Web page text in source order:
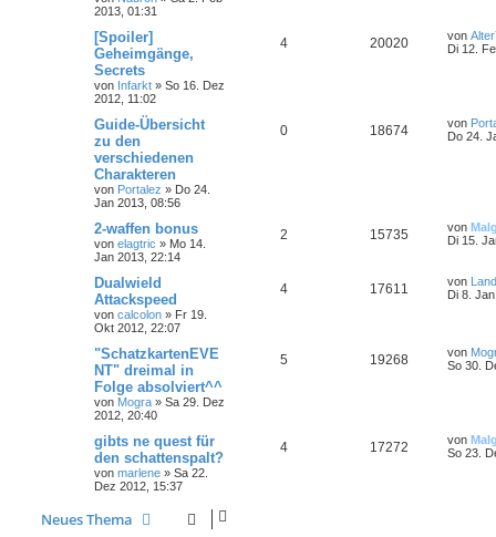
2013, 01:31
[Spoiler]
Geheimgänge,
Secrets
von Infarkt » So 16. Dez
2012, 11:02
4 20020 von
Di 12.
Guide-Übersicht
zu den
verschiedenen
Charakteren
von Portalez » Do 24.
Jan 2013, 08:56
0 18674 von
Do 24.
2-waffen bonus
von elagtric » Mo 14.
Jan 2013, 22:14
2 15735 von
Di 15.
Dualwield
Attackspeed
von calcolon » Fr 19.
Okt 2012, 22:07
4 17611 von
Di 8.
"SchatzkartenEVE
NT" dreimal in
Folge absolviert^^
von Mogra » Sa 29. Dez
2012, 20:40
5 19268 von
So 30.
gibts ne quest für
den schattenspalt?
von marlene » Sa 22.
Dez 2012, 15:37
4 17272 von
So 23.
Neues Thema